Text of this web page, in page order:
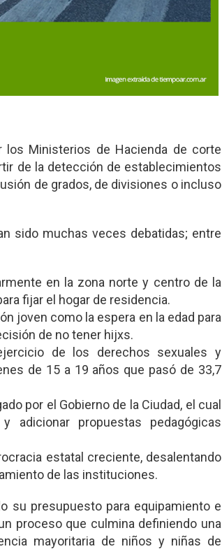
los Ministerios de Hacienda de corte
de la detección de establecimientos
de grados, de divisiones o incluso
sido muchas veces debatidas; entre
en la zona norte y centro de la
fijar el hogar de residencia.
joven como la espera en la edad para
de no tener hijxs.
de los derechos sexuales y
de 15 a 19 años que pasó de 33,7
por el Gobierno de la Ciudad, el cual
adicionar propuestas pedagógicas
estatal creciente, desalentando
de las instituciones.
su presupuesto para equipamiento e
proceso que culmina definiendo una
mayoritaria de niños y niñas de